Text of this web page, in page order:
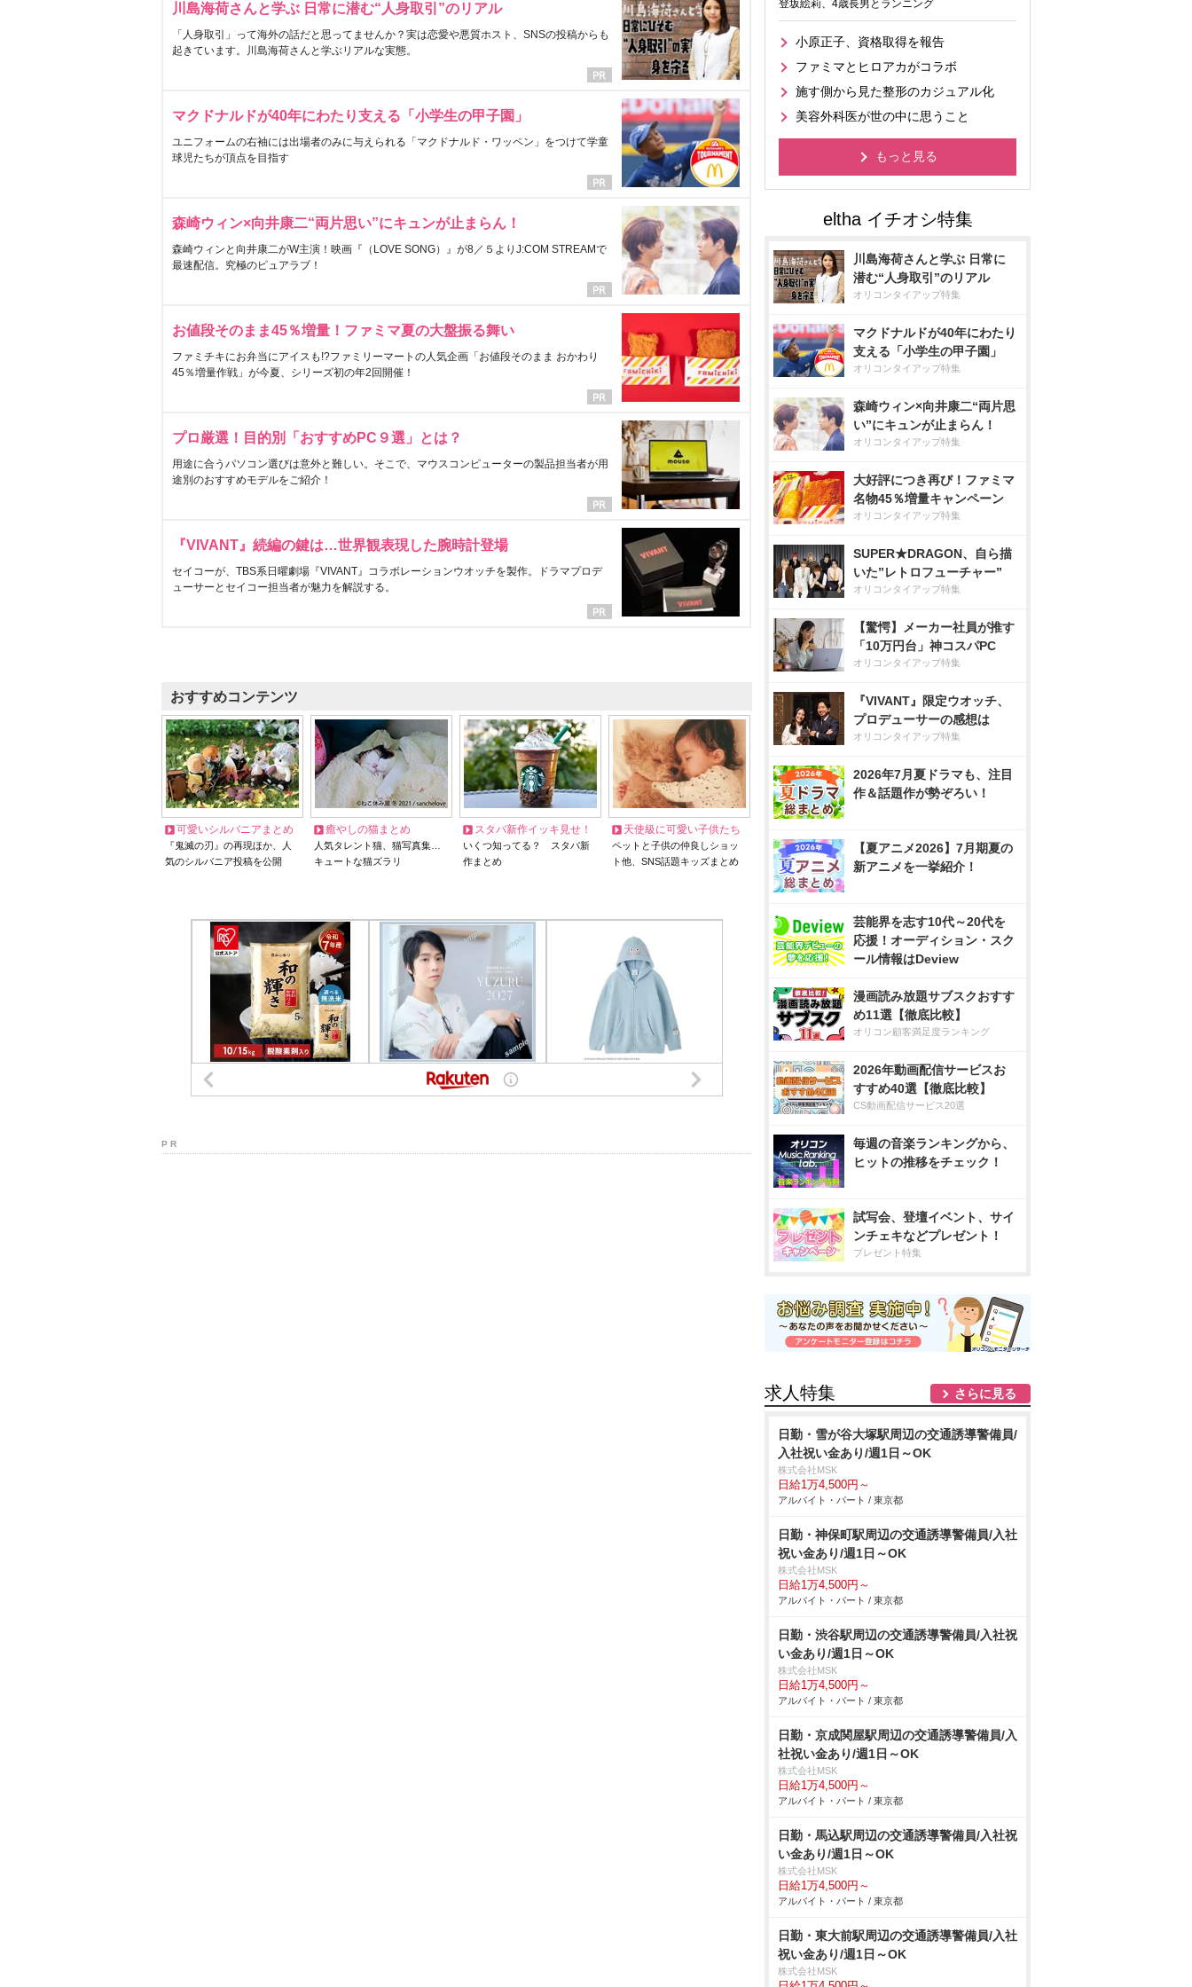
川島海荷さんと学ぶ 日常に潜む“人身取引”のリアル
「人身取引」って海外の話だと思ってませんか？実は恋愛や悪質ホスト、SNSの投稿からも
起きています。川島海荷さんと学ぶリアルな実態。
マクドナルドが40年にわたり支える「小学生の甲子園」
ユニフォームの右袖には出場者のみに与えられる「マクドナルド・ワッペン」をつけて学童
球児たちが頂点を目指す
森崎ウィン×向井康二“両片思い”にキュンが止まらん！
森崎ウィンと向井康二がW主演！映画『（LOVE SONG）』が8／５よりJ:COM STREAMで
最速配信。究極のピュアラブ！
お値段そのまま45％増量！ファミマ夏の大盤振る舞い
ファミチキにお弁当にアイスも!?ファミリーマートの人気企画「お値段そのまま おかわり
45％増量作戦」が今夏、シリーズ初の年2回開催！
プロ厳選！目的別「おすすめPC９選」とは？
用途に合うパソコン選びは意外と難しい。そこで、マウスコンピューターの製品担当者が用
途別のおすすめモデルをご紹介！
『VIVANT』続編の鍵は…世界観表現した腕時計登場
セイコーが、TBS系日曜劇場『VIVANT』コラボレーションウオッチを製作。ドラマプロデ
ューサーとセイコー担当者が魅力を解説する。
おすすめコンテンツ
可愛いシルバニアまとめ
『鬼滅の刃』の再現ほか、人
気のシルバニア投稿を公開
癒やしの猫まとめ
人気タレント猫、猫写真集…
キュートな猫ズラリ
スタバ新作イッキ見せ！
いくつ知ってる？ スタバ新
作まとめ
天使級に可愛い子供たち
ペットと子供の仲良しショッ
ト他、SNS話題キッズまとめ
P R
登坂絵莉、4歳長男とランニング
小原正子、資格取得を報告
ファミマとヒロアカがコラボ
施す側から見た整形のカジュアル化
美容外科医が世の中に思うこと
もっと見る
川島海荷さんと学ぶ 日常に
潜む“人身取引”のリアル
オリコンタイアップ特集
マクドナルドが40年にわたり
支える「小学生の甲子園」
オリコンタイアップ特集
森崎ウィン×向井康二“両片思
い”にキュンが止まらん！
オリコンタイアップ特集
大好評につき再び！ファミマ
名物45％増量キャンペーン
オリコンタイアップ特集
SUPER★DRAGON、自ら描
いた”レトロフューチャー”
オリコンタイアップ特集
【驚愕】メーカー社員が推す
「10万円台」神コスパPC
オリコンタイアップ特集
『VIVANT』限定ウオッチ、
プロデューサーの感想は
オリコンタイアップ特集
2026年7月夏ドラマも、注目
作＆話題作が勢ぞろい！
【夏アニメ2026】7月期夏の
新アニメを一挙紹介！
芸能界を志す10代～20代を
応援！オーディション・スク
ール情報はDeview
漫画読み放題サブスクおすす
め11選【徹底比較】
オリコン顧客満足度ランキング
2026年動画配信サービスお
すすめ40選【徹底比較】
CS動画配信サービス20選
毎週の音楽ランキングから、
ヒットの推移をチェック！
試写会、登壇イベント、サイ
ンチェキなどプレゼント！
プレゼント特集
求人特集 さらに見る
日勤・雪が谷大塚駅周辺の交通誘導警備員/
入社祝い金あり/週1日～OK
株式会社MSK
日給1万4,500円～
アルバイト・パート / 東京都
日勤・神保町駅周辺の交通誘導警備員/入社
祝い金あり/週1日～OK
株式会社MSK
日給1万4,500円～
アルバイト・パート / 東京都
日勤・渋谷駅周辺の交通誘導警備員/入社祝
い金あり/週1日～OK
株式会社MSK
日給1万4,500円～
アルバイト・パート / 東京都
日勤・京成関屋駅周辺の交通誘導警備員/入
社祝い金あり/週1日～OK
株式会社MSK
日給1万4,500円～
アルバイト・パート / 東京都
日勤・馬込駅周辺の交通誘導警備員/入社祝
い金あり/週1日～OK
株式会社MSK
日給1万4,500円～
アルバイト・パート / 東京都
日勤・東大前駅周辺の交通誘導警備員/入社
祝い金あり/週1日～OK
株式会社MSK